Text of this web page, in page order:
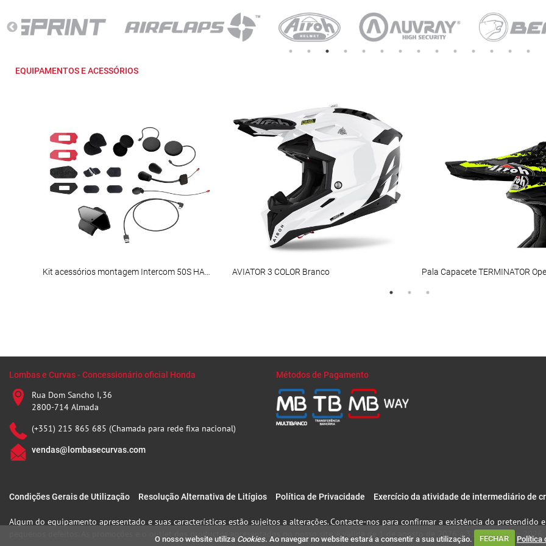
EQUIPAMENTOS E ACESSÓRIOS
Kit acessórios montagem Intercom 50S HARMON KARDON AVIATOR 3 COLOR Branco
Lombas e Curvas - Concessionário oficial Honda
Rua Dom Sancho I, 36
2800-714 Almada
(+351) 215 865 685 (Chamada para rede fixa nacional)
vendas@lombasecurvas.com
Métodos de Pagamento
Condições Gerais de Utilização Resolução Alternativa de Litígios Política de Privacidade Exercício da atividade de intermediário de
Algum do equipamento apresentado e suas características estão sujeitos a alterações. Contacte-nos para confirmar a existência do pretendido
pequenos defeitos. As promoções e o outlet dos productos apresentados no nosso site, é válida de 1 de agosto de 2026 a 31 de outubro 2026.
O nosso website utiliza Cookies. Ao navegar no website estará a consentir a sua utilização. FECHAR Política